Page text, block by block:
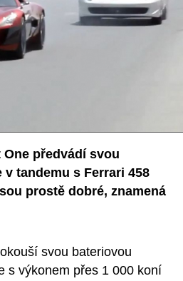
předvádí svou
tandemu s Ferrari 458
prostě dobré, znamená
svou bateriovou
s výkonem přes 1 000 koní